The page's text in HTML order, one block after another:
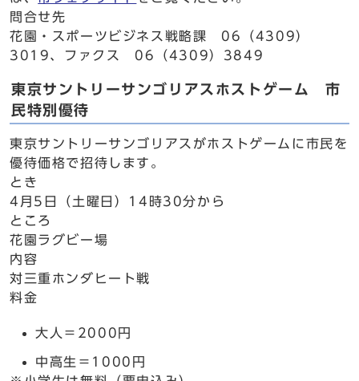
問合せ先
花園・スポーツビジネス戦略課 06（4309）
3019、ファクス 06（4309）3849
東京サントリーサンゴリアスホストゲーム 市
民特別優待
東京サントリーサンゴリアスがホストゲームに市民を
優待価格で招待します。
とき
4月5日（土曜日）14時30分から
ところ
花園ラグビー場
内容
対三重ホンダヒート戦
料金
大人＝2000円
中高生＝1000円